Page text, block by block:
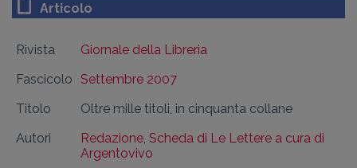
Articolo
Rivista
Giornale della Libreria
Fascicolo Settembre 2007
Titolo
Oltre mille titoli, in cinquanta collane
Autori
Redazione, Scheda di Le Lettere a cura di
Argentovivo